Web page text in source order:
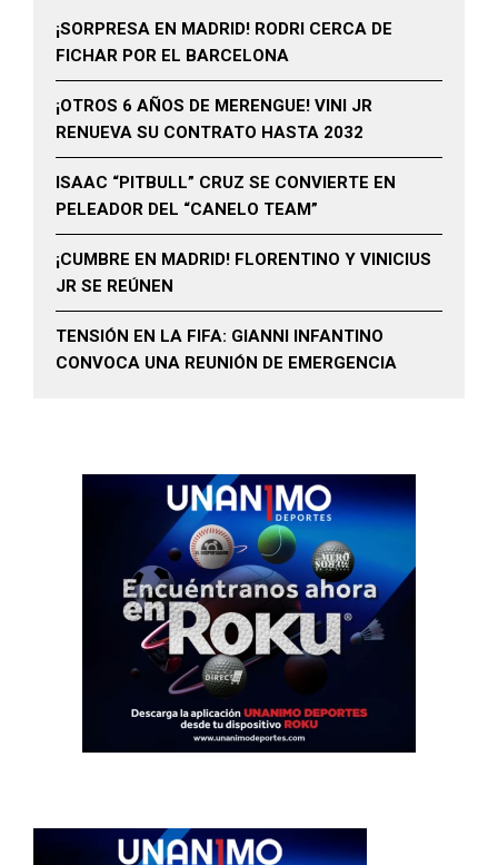
¡SORPRESA EN MADRID! RODRI CERCA DE
FICHAR POR EL BARCELONA
¡OTROS 6 AÑOS DE MERENGUE! VINI JR
RENUEVA SU CONTRATO HASTA 2032
ISAAC “PITBULL” CRUZ SE CONVIERTE EN
PELEADOR DEL “CANELO TEAM”
¡CUMBRE EN MADRID! FLORENTINO Y VINICIUS
JR SE REÚNEN
TENSIÓN EN LA FIFA: GIANNI INFANTINO
CONVOCA UNA REUNIÓN DE EMERGENCIA